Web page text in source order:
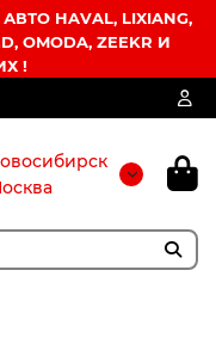
HAVAL, LIXIANG,
OMODA, ZEEKR И
!